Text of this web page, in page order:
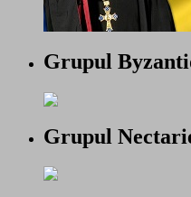
Grupul
Grupul